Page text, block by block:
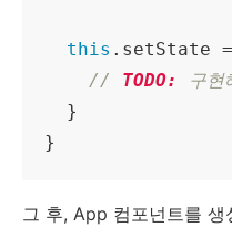
this .setState
// TODO:
구현
  }
}
그 후, App 컴포넌트를